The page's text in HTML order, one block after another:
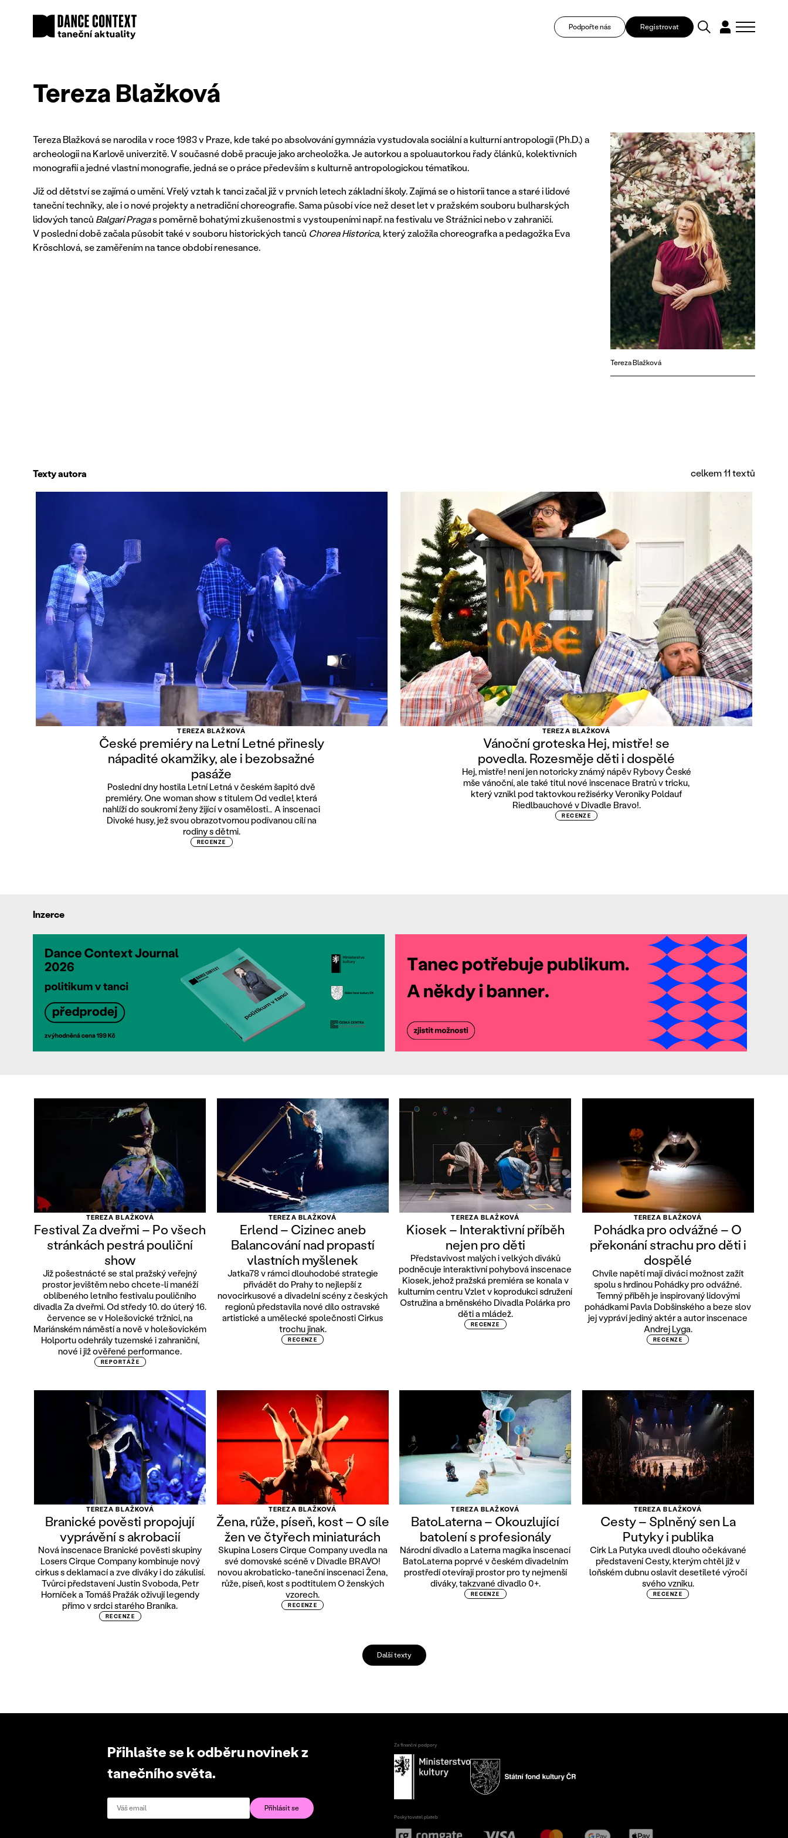
Podpořte nás Registrovat
Tereza Blažková
Tereza Blažková
Tereza Blažková se narodila v roce 1983 v Praze, kde také po absolvování gymnázia vystudovala sociální a kulturní antropologii (Ph.D.) a
archeologii na Karlově univerzitě. V současné době pracuje jako archeoložka. Je autorkou a spoluautorkou řady článků, kolektivních
monografií a jedné vlastní monografie, jedná se o práce především s kulturně antropologickou tématikou.
Již od dětství se zajímá o umění. Vřelý vztah k tanci začal již v prvních letech základní školy. Zajímá se o historii tance a staré i lidové
taneční techniky, ale i o nové projekty a netradiční choreografie. Sama působí více než deset let v pražském souboru bulharských
lidových tanců Balgari Pragas poměrně bohatými zkušenostmi s vystoupeními např. na festivalu ve Strážnici nebo v zahraničí.
V poslední době začala působit také v souboru historických tanců Chorea Historica, který založila choreografka a pedagožka Eva
Kröschlová, se zaměřením na tance období renesance.
Texty autora celkem 11 textů
TEREZA BLAŽKOVÁ
České premiéry na Letní Letné přinesly
nápadité okamžiky, ale i bezobsažné
pasáže
Poslední dny hostila Letní Letná v českém šapitó dvě
premiéry. One woman show s titulem Od vedle!, která
nahlíží do soukromí ženy žijící v osamělosti… A inscenaci
Divoké husy, jež svou obrazotvornou podívanou cílí na
rodiny s dětmi.
RECENZE
TEREZA BLAŽKOVÁ
Vánoční groteska Hej, mistře! se
povedla. Rozesměje děti i dospělé
Hej, mistře! není jen notoricky známý nápěv Rybovy České
mše vánoční, ale také titul nové inscenace Bratrů v tricku,
který vznikl pod taktovkou režisérky Veroniky Poldauf
Riedlbauchové v Divadle Bravo!.
RECENZE
Inzerce
TEREZA BLAŽKOVÁ
Festival Za dveřmi – Po všech
stránkách pestrá pouliční
show
Již pošestnácté se stal pražský veřejný
prostor jevištěm nebo chcete-li manéží
oblíbeného letního festivalu pouličního
divadla Za dveřmi. Od středy 10. do úterý 16.
července se v Holešovické tržnici, na
Mariánském náměstí a nově v holešovickém
Holportu odehrály tuzemské i zahraniční,
nové i již ověřené performance.
REPORTÁŽE
TEREZA BLAŽKOVÁ
Erlend – Cizinec aneb
Balancování nad propastí
vlastních myšlenek
Jatka78 v rámci dlouhodobé strategie
přivádět do Prahy to nejlepší z
novocirkusové a divadelní scény z českých
regionů představila nové dílo ostravské
artistické a umělecké společnosti Cirkus
trochu jinak.
RECENZE
TEREZA BLAŽKOVÁ
Kiosek – Interaktivní příběh
nejen pro děti
Představivost malých i velkých diváků
podněcuje interaktivní pohybová inscenace
Kiosek, jehož pražská premiéra se konala v
kulturním centru Vzlet v koprodukci sdružení
Ostružina a brněnského Divadla Polárka pro
děti a mládež.
RECENZE
TEREZA BLAŽKOVÁ
Pohádka pro odvážné – O
překonání strachu pro děti i
dospělé
Chvíle napětí mají diváci možnost zažít
spolu s hrdinou Pohádky pro odvážné.
Temný příběh je inspirovaný lidovými
pohádkami Pavla Dobšinského a beze slov
jej vypráví jediný aktér a autor inscenace
Andrej Lyga.
RECENZE
TEREZA BLAŽKOVÁ
Branické pověsti propojují
vyprávění s akrobacií
Nová inscenace Branické pověsti skupiny
Losers Cirque Company kombinuje nový
cirkus s deklamací a zve diváky i do zákulisí.
Tvůrci představení Justin Svoboda, Petr
Horníček a Tomáš Pražák oživují legendy
přímo v srdci starého Braníka.
RECENZE
TEREZA BLAŽKOVÁ
Žena, růže, píseň, kost – O síle
žen ve čtyřech miniaturách
Skupina Losers Cirque Company uvedla na
své domovské scéně v Divadle BRAVO!
novou akrobaticko-taneční inscenaci Žena,
růže, píseň, kost s podtitulem O ženských
vzorech.
RECENZE
TEREZA BLAŽKOVÁ
BatoLaterna – Okouzlující
batolení s profesionály
Národní divadlo a Laterna magika inscenací
BatoLaterna poprvé v českém divadelním
prostředí otevírají prostor pro ty nejmenší
diváky, takzvané divadlo 0+.
RECENZE
TEREZA BLAŽKOVÁ
Cesty – Splněný sen La
Putyky i publika
Cirk La Putyka uvedl dlouho očekávané
představení Cesty, kterým chtěl již v
loňském dubnu oslavit desetileté výročí
svého vzniku.
RECENZE
Další texty
Přihlašte se k odběru novinek z
tanečního světa.
Za finanční podpory
Poskytovatel plateb